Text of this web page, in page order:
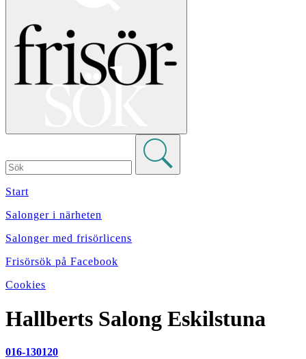
Start
Salonger i närheten
Salonger med frisörlicens
Frisörsök på Facebook
Cookies
Hallberts Salong Eskilstuna
016-130120